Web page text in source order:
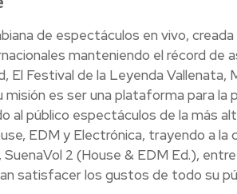
de espectáculos en vivo,
manteniendo el récord de
El Festival de la Leyenda
es ser una plataforma para la
al público espectáculos de la más
EDM y Electrónica, trayendo a
2 (House & EDM Ed.),
satisfacer los gustos de todo su